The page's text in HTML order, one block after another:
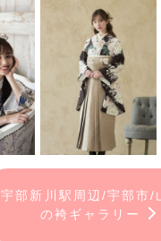
宇部新川駅周辺/宇部市/
の袴ギャラリー